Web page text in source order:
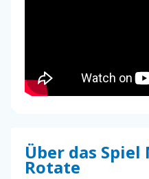
Über das Spiel
Rotate